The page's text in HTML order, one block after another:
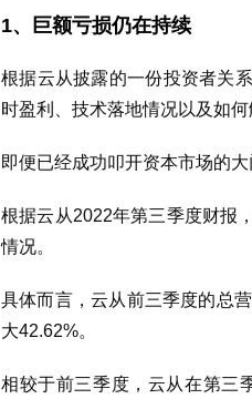
1、巨额亏损仍在持续
根据云从披露的一份投资者关
时盈利、技术落地情况以及如何
即便已经成功叩开资本市场的
根据云从2022年第三季度财报
情况。
具体而言，云从前三季度的总
大42.62%。
相较于前三季度，云从在第三